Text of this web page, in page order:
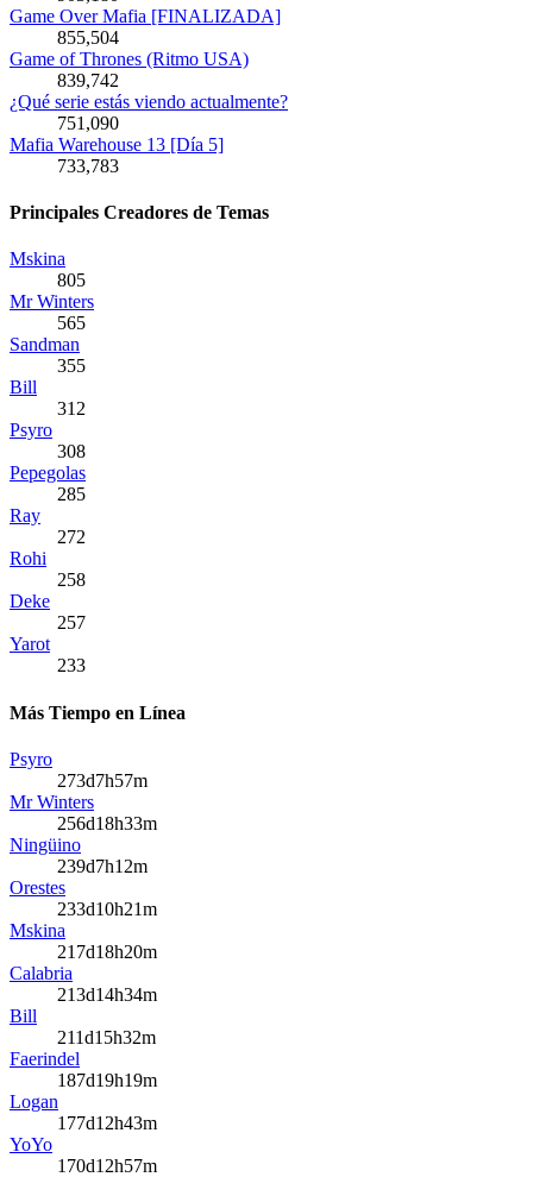
Game Over Mafia [FINALIZADA]
855,504
Game of Thrones (Ritmo USA)
839,742
¿Qué serie estás viendo actualmente?
751,090
Mafia Warehouse 13 [Día 5]
733,783
Principales Creadores de Temas
Mskina
805
Mr Winters
565
Sandman
355
Bill
312
Psyro
308
Pepegolas
285
Ray
272
Rohi
258
Deke
257
Yarot
233
Más Tiempo en Línea
Psyro
273d7h57m
Mr Winters
256d18h33m
Ningüino
239d7h12m
Orestes
233d10h21m
Mskina
217d18h20m
Calabria
213d14h34m
Bill
211d15h32m
Faerindel
187d19h19m
Logan
177d12h43m
YoYo
170d12h57m